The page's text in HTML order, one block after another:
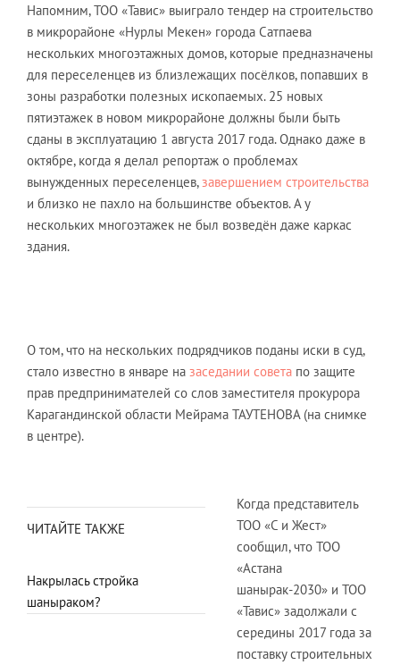
Напомним, ТОО «Тавис» выиграло тендер на строительство
в микрорайоне «Нурлы Мекен» города Сатпаева
нескольких многоэтажных домов, которые предназначены
для переселенцев из близлежащих посёлков, попавших в
зоны разработки полезных ископаемых. 25 новых
пятиэтажек в новом микрорайоне должны были быть
сданы в эксплуатацию 1 августа 2017 года. Однако даже в
октябре, когда я делал репортаж о проблемах
вынужденных переселенцев,завершением строительства
и близко не пахло на большинстве объектов. А у
нескольких многоэтажек не был возведён даже каркас
здания.
О том, что на нескольких подрядчиков поданы иски в суд,
стало известно в январе на заседании совета по защите
прав предпринимателей со слов заместителя прокурора
Карагандинской области Мейрама ТАУТЕНОВА (на снимке
в центре).
ЧИТАЙТЕ ТАКЖЕ
Накрылась стройка
шаныраком?
Когда представитель
ТОО «С и Жест»
сообщил, что ТОО
«Астана
шанырак-2030» и ТОО
«Тавис» задолжали с
середины 2017 года за
поставку строительных